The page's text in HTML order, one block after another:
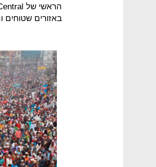
באזורים